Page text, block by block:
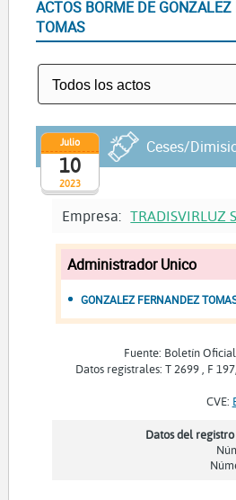
ACTOS BORME DE
TOMAS
2023
Julio
10
Ceses/
Empresa: TRADISVIRLUZ
Administrador Unico
GONZALEZ FERNANDEZ
Fuente: Boletín
Datos registrales: T 2699 , F
CVE:
Datos del